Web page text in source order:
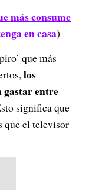
más consume
en casa)
que más
los
gastar entre
significa que
que el televisor